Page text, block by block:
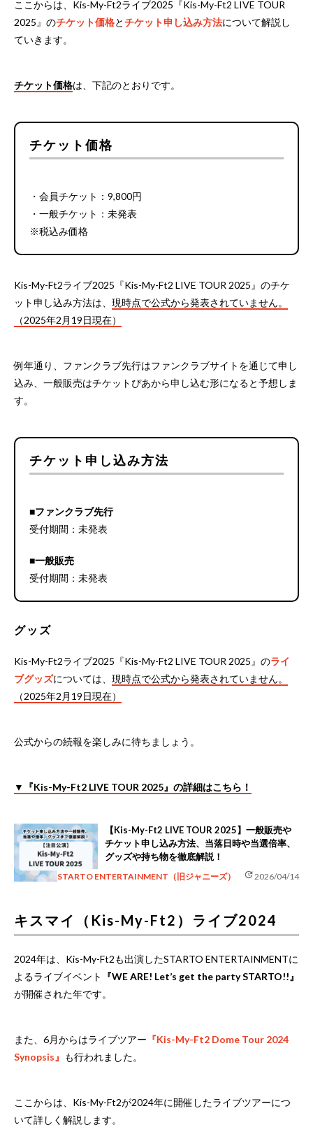
ここからは、Kis-My-Ft2ライブ2025『Kis-My-Ft2 LIVE TOUR
2025』のチケット価格とチケット申し込み方法について解説し
ていきます。
チケット価格は、下記のとおりです。
チケット価格
・会員チケット：9,800円
・一般チケット：未発表
※税込み価格
Kis-My-Ft2ライブ2025『Kis-My-Ft2 LIVE TOUR 2025』のチケ
ット申し込み方法は、 現時点で公式から発表されていません。
（2025年2月19日現在）
例年通り、ファンクラブ先行はファンクラブサイトを通じて申し
込み、一般販売はチケットぴあから申し込む形になると予想しま
す。
チケット申し込み方法
■ファンクラブ先行
受付期間：未発表
■一般販売
受付期間：未発表
グッズ
Kis-My-Ft2ライブ2025『Kis-My-Ft2 LIVE TOUR 2025』のライ
ブグッズについては、 現時点で公式から発表されていません。
（2025年2月19日現在）
公式からの続報を楽しみに待ちましょう。
▼『Kis-My-Ft2 LIVE TOUR 2025』の詳細はこちら！
【Kis-My-Ft2 LIVE TOUR 2025】一般販売や
チケット申し込み方法、当落日時や当選倍率、
グッズや持ち物を徹底解説！
STARTO ENTERTAINMENT（旧ジャニーズ） update2026/04/14
キスマイ（Kis-My-Ft2）ライブ2024
2024年は、Kis-My-Ft2も出演したSTARTO ENTERTAINMENTに
よるライブイベント
『WE ARE! Let’s get the party STARTO!!』
が開催された年です。
また、6月からはライブツアー 『Kis-My-Ft2 Dome Tour 2024
Synopsis』 も行われました。
ここからは、Kis-My-Ft2が2024年に開催したライブツアーにつ
いて詳しく解説します。